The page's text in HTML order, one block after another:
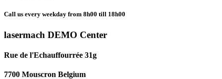
Call us every weekday from 8h00 till 18h00
lasermach DEMO Center
Rue de l'Echauffourrée 31g
7700 Mouscron Belgium